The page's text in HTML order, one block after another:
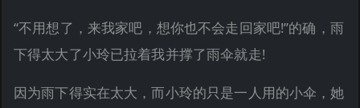
“不用想了，来我家吧，想你也不会走回家吧!”的确，雨
下得太大了小玲已拉着我并撑了雨伞就走!
因为雨下得实在太大，而小玲的只是一人用的小伞，她